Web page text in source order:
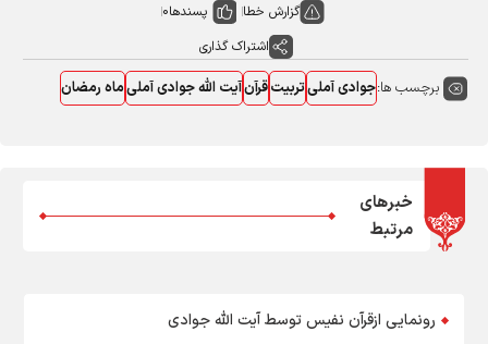
گزارش خطا پسندها0
اشتراک گذاری
برچسب ها:جوادی آملیتربیتقرآنآیت الله جوادی آملیماه رمضان
خبرهای
مرتبط
رونمایی ازقرآن نفیس توسط آیت الله جوادی